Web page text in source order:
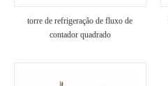
torre de refrigeração de fluxo de
contador quadrado